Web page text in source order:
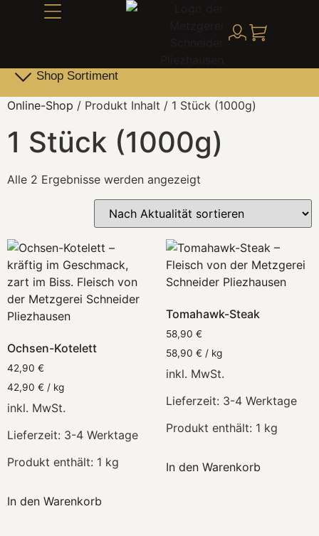
Shop Sortiment
Online-Shop / Produkt Inhalt / 1 Stück (1000g)
1 Stück (1000g)
Alle 2 Ergebnisse werden angezeigt
Ochsen-Kotelett
42,90 €
42,90 € / kg
inkl. MwSt.
Lieferzeit: 3-4 Werktage
Produkt enthält: 1 kg
In den Warenkorb
Tomahawk-Steak
58,90 €
58,90 € / kg
inkl. MwSt.
Lieferzeit: 3-4 Werktage
Produkt enthält: 1 kg
In den Warenkorb